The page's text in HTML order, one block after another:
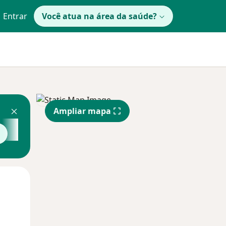
Entrar Você atua na área da saúde?
Ampliar mapa